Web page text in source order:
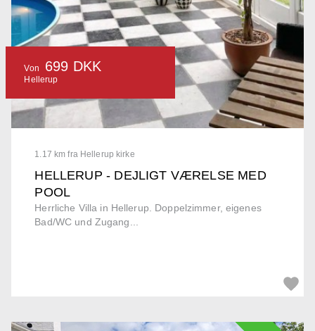
1.17 km fra Hellerup kirke
HELLERUP - DEJLIGT VÆRELSE MED
POOL
Herrliche Villa in Hellerup. Doppelzimmer, eigenes
Bad/WC und Zugang...
Von 699 DKK
Hellerup